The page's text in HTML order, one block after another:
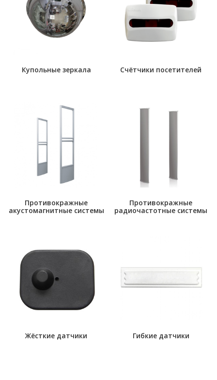
Купольные зеркала Счётчики посетителей
Противокражные
акустомагнитные системы
Противокражные
радиочастотные системы
Жёсткие датчики Гибкие датчики